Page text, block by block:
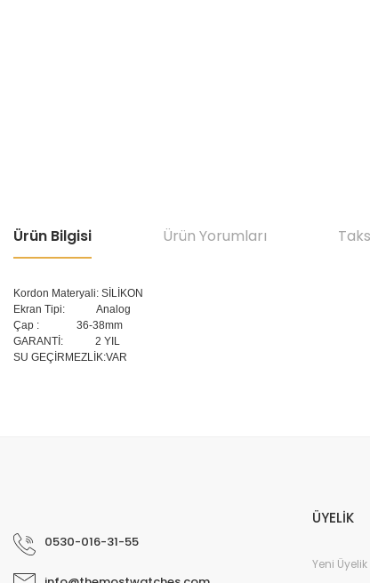
Ürün Bilgisi Ürün Yorumları
Kordon Materyali: SİLİKON
Ekran Tipi: Analog
Çap :
36-38mm
GARANTİ: 2 YIL
SU GEÇİRMEZLİK:VAR
Ürün bilgilerinde hatalar bulunuyor.
0530-016-31-55
ÜYELİK
Yeni Üyelik